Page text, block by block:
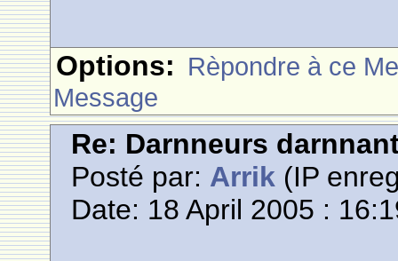
Options: Rèpondre à ce
Message
Re: Darnneurs
Posté par: Arrik (IP
Date: 18 April 2005 :